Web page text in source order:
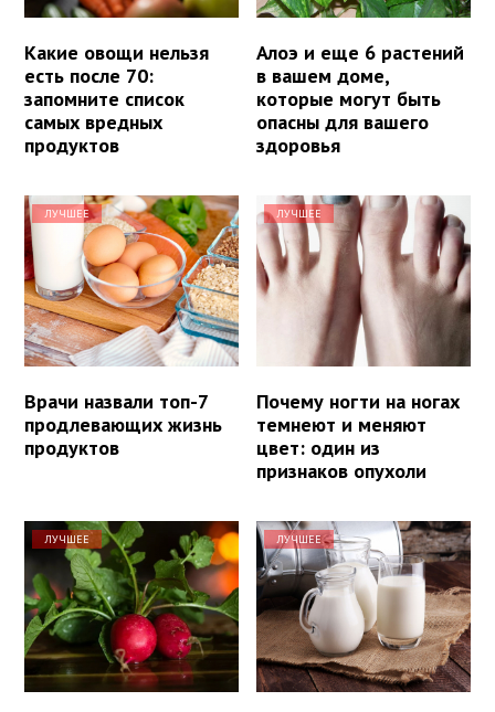
Какие овощи нельзя
есть после 70:
запомните список
самых вредных
продуктов
Алоэ и еще 6 растений
в вашем доме,
которые могут быть
опасны для вашего
здоровья
ЛУЧШЕЕ
Врачи назвали топ-7
продлевающих жизнь
продуктов
ЛУЧШЕЕ
Почему ногти на ногах
темнеют и меняют
цвет: один из
признаков опухоли
ЛУЧШЕЕ ЛУЧШЕЕ